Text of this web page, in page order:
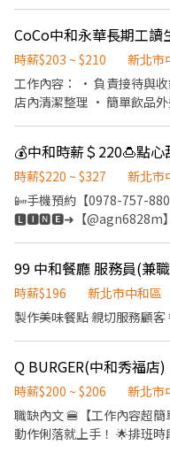
備和餐具。 ．準備不同餐點
CoCo中和永華長期工讀
時薪$203 ~ $210
新北市
工作內容： • 負責接待與
店內清潔整理 • 簡單飲品外送支援 我們給你的： •
時薪$220 ~ $327
新北市
📴手機預約【0978-757-
🅻🅸🅽🅴➜【@agn6828m】
【員山路口】走1分 ⏩【職
要配合至９／１０－１５）
盒／彌月蛋糕 🥯固定日班、
間薪資】: 【日班】
$220 ➜ 8H未加班【
排單位⭐️【久站、走動、搬
週日固定休，週一~週六排
分鐘 【發薪制度】: 12號發
99 中和餐廳 服務員(兼
時薪$196
新北市中和區
製作美味餐點 親切服務顧
時薪$200 ~ $206
新北市
職缺內文 🍔【工作內容超簡單】 💥 出餐 + 顧客服務：照著流程做，
動作俐落就上手！ 🌟排班時段可依雙方需求調整 ⭕製作美味的早餐